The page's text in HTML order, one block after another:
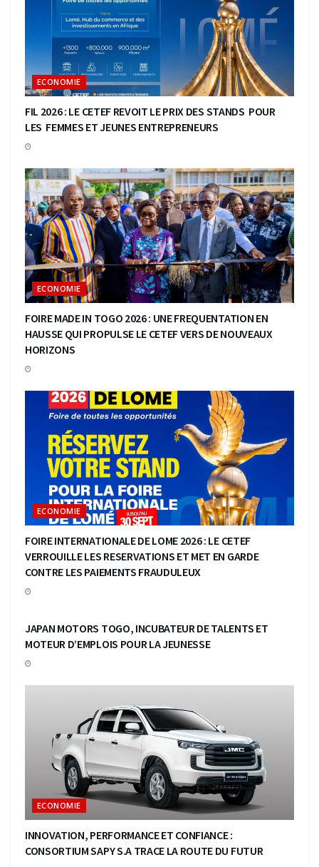
ECONOMIE
FIL 2026 : LE CETEF REVOIT LE PRIX DES STANDS POUR
LES FEMMES ET JEUNES ENTREPRENEURS
ECONOMIE
FOIRE MADE IN TOGO 2026 : UNE FREQUENTATION EN
HAUSSE QUI PROPULSE LE CETEF VERS DE NOUVEAUX
HORIZONS
ECONOMIE
FOIRE INTERNATIONALE DE LOME 2026 : LE CETEF
VERROUILLE LES RESERVATIONS ET MET EN GARDE
CONTRE LES PAIEMENTS FRAUDULEUX
JAPAN MOTORS TOGO, INCUBATEUR DE TALENTS ET
MOTEUR D’EMPLOIS POUR LA JEUNESSE
ECONOMIE
INNOVATION, PERFORMANCE ET CONFIANCE :
CONSORTIUM SAPY S.A TRACE LA ROUTE DU FUTUR